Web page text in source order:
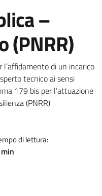
–
(PNRR)
di un incarico
tecnico ai sensi
179 bis per l’attuazione
(PNRR)
di lettura: